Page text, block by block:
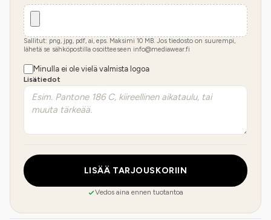
Sallitut: png, jpg, pdf, ai, eps. Maksimi 10 MB. Jos tiedosto on suurempi,
lähetä se sähköpostilla osoitteeseen info@mediawear.fi
Minulla ei ole vielä valmista logoa
Lisätiedot
LISÄÄ TARJOUSKORIIN
Vedos aina ennen tuotantoa